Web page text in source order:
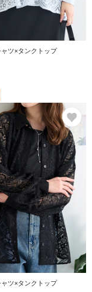
ツ×タンクトップ
ツ×タンクトップ